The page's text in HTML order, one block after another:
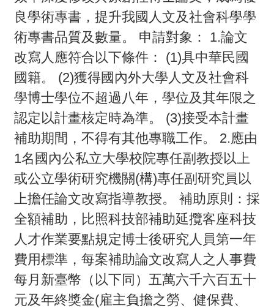
訊
息
活
動
訊
息
檔
案
下
載
相
關
網
站
良學術專書，提升我國人文及社會科學學
術專書品質及數量。 申請對象： 1.論文
改寫人應符合以下條件： (1)具中華民國
國籍。 (2)獲得國內外大學人文及社會科
學博士學位不超過八年，學位及其年限之
認定以計畫核定時為準。 (3)接受本計畫
補助期間，不得有其他專職工作。 2.應由
1名國內公私立大學校院專任副教授以上
或公立學術研究機關(構)專任副研究員以
上擔任論文改寫指導教授。 補助原則：採
全額補助，比照科技部補助延攬客座科技
人才作業要點規定博士後研究人員第一年
費用標準，每案補助論文改寫人之人事費
每月新臺幣（以下同）五萬六千六百五十
元及年終獎金(雇主負擔之勞、健保費、